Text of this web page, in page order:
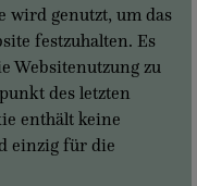
wird genutzt, um das
festzuhalten. Es
Websitenutzung zu
des letzten
enthält keine
einzig für die